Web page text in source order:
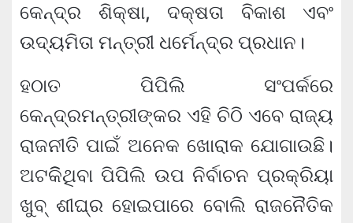
କେନ୍ଦ୍ର ଶିକ୍ଷା, ଦକ୍ଷତା ବିକାଶ ଏବଂ
ଉଦ୍ୟମିତା ମନ୍ତ୍ରୀ ଧର୍ମେନ୍ଦ୍ର ପ୍ରଧାନ।
ହଠାତ ପିପିଲି ସଂପର୍କରେ
କେନ୍ଦ୍ରମନ୍ତ୍ରୀଙ୍କର ଏହି ଚିଠି ଏବେ ରାଜ୍ୟ
ରାଜନୀତି ପାଇଁ ଅନେକ ଖୋରାକ ଯୋଗାଉଛି।
ଅଟକିିଥିବା ପିପିଲି ଉପ ନିର୍ବାଚନ ପ୍ରକ୍ରିୟା
ଖୁବ୍ ଶୀଘ୍ର ହୋଇପାରେ ବୋଲି ରାଜନୈତିକ